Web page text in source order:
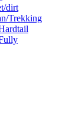
dirt
Trekking